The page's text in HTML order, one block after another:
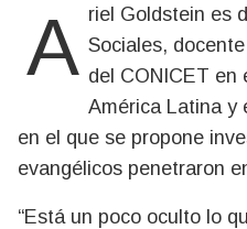
Ariel Goldstein es doctor en Ciencias Sociales,
del CONICET en
América Latina y
en el que se propone
evangélicos penetraron
“Está un poco oculto lo